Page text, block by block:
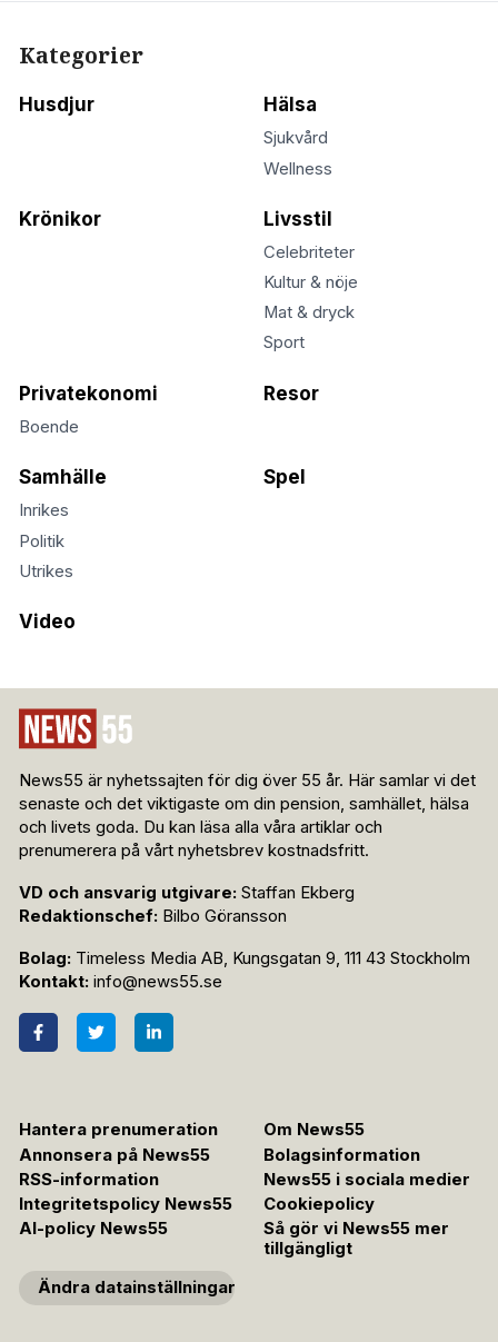
Kategorier
Husdjur Hälsa
Sjukvård
Wellness
Krönikor Livsstil
Celebriteter
Kultur & nöje
Mat & dryck
Sport
Privatekonomi
Boende
Resor
Samhälle
Inrikes
Politik
Utrikes
Spel
Video
News55 är nyhetssajten för dig över 55 år. Här samlar vi det
senaste och det viktigaste om din pension, samhället, hälsa
och livets goda. Du kan läsa alla våra artiklar och
prenumerera på vårt nyhetsbrev kostnadsfritt.
VD och ansvarig utgivare: Staffan Ekberg
Redaktionschef: Bilbo Göransson
Bolag: Timeless Media AB, Kungsgatan 9, 111 43 Stockholm
Kontakt: info@news55.se
Hantera prenumeration
Om News55
Annonsera på News55
Bolagsinformation
RSS-information
News55 i sociala medier
Integritetspolicy News55
Cookiepolicy
AI-policy News55
Så gör vi News55 mer
tillgängligt
Ändra datainställningar